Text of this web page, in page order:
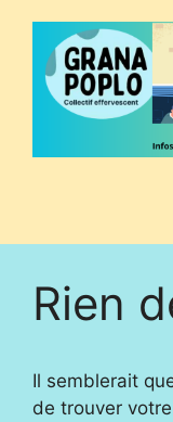
contenu
Rien
Il semblerait
de trouver